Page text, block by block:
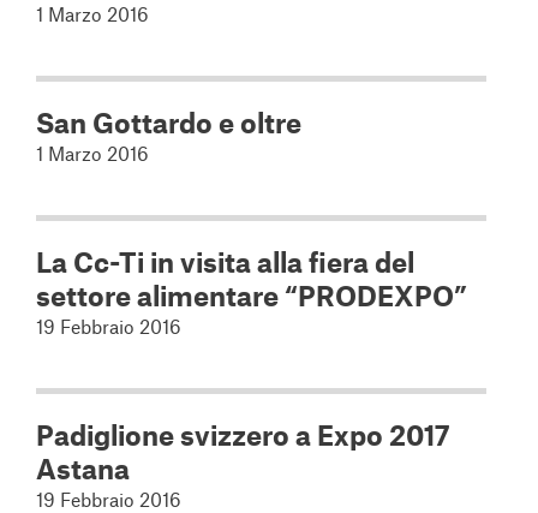
1 Marzo 2016
San Gottardo e oltre
1 Marzo 2016
La Cc-Ti in visita alla fiera del
settore alimentare “PRODEXPO”
19 Febbraio 2016
Padiglione svizzero a Expo 2017
Astana
19 Febbraio 2016